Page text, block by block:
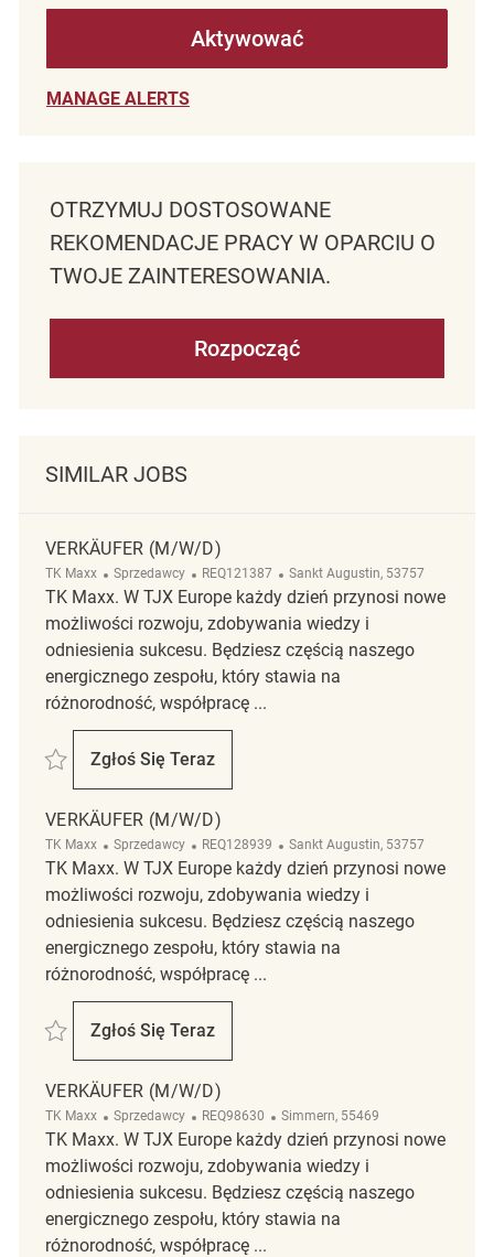
Aktywować
MANAGE ALERTS
OTRZYMUJ DOSTOSOWANE
REKOMENDACJE PRACY W OPARCIU O
TWOJE ZAINTERESOWANIA.
Rozpocząć
SIMILAR JOBS
VERKÄUFER (M/W/D)
TK Maxx Kategoria
Sprzedawcy ReqId
REQ121387 Lokalizacja
Sankt Augustin, 53757
TK Maxx. W TJX Europe każdy dzień przynosi nowe
możliwości rozwoju, zdobywania wiedzy i
odniesienia sukcesu. Będziesz częścią naszego
energicznego zespołu, który stawia na
różnorodność, współpracę ...
Zapisać Verkäufer (m/w/d) REQ121387
Zgłoś Się Teraz
Verkäufer (m/w/d)
VERKÄUFER (M/W/D)
TK Maxx Kategoria
Sprzedawcy ReqId
REQ128939 Lokalizacja
Sankt Augustin, 53757
TK Maxx. W TJX Europe każdy dzień przynosi nowe
możliwości rozwoju, zdobywania wiedzy i
odniesienia sukcesu. Będziesz częścią naszego
energicznego zespołu, który stawia na
różnorodność, współpracę ...
Zapisać Verkäufer (m/w/d) REQ128939
Zgłoś Się Teraz
Verkäufer (m/w/d)
VERKÄUFER (M/W/D)
TK Maxx Kategoria
Sprzedawcy ReqId
REQ98630 Lokalizacja
Simmern, 55469
TK Maxx. W TJX Europe każdy dzień przynosi nowe
możliwości rozwoju, zdobywania wiedzy i
odniesienia sukcesu. Będziesz częścią naszego
energicznego zespołu, który stawia na
różnorodność, współpracę ...